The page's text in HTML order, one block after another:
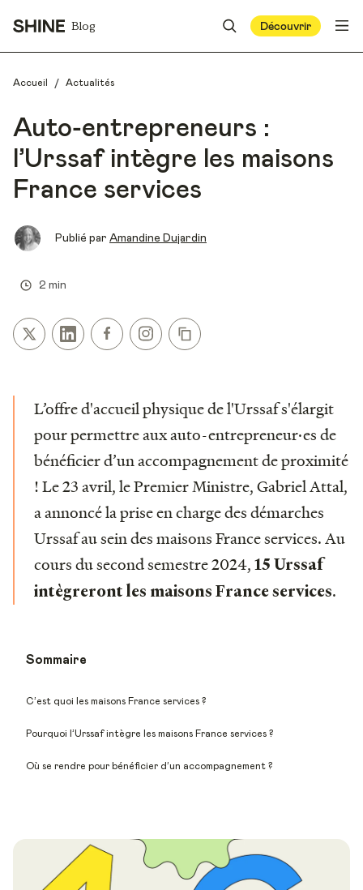
Blog Découvrir
Accueil / Actualités
Auto-entrepreneurs :
l’Urssaf intègre les maisons
France services
Publié par Amandine Dujardin
2 min
L’offre d'accueil physique de l'Urssaf s'élargit
pour permettre aux auto-entrepreneur·es de
bénéficier d’un accompagnement de proximité
! Le 23 avril, le Premier Ministre, Gabriel Attal,
a annoncé la prise en charge des démarches
Urssaf au sein des maisons France services. Au
cours du second semestre 2024, 15 Urssaf
intègreront les maisons France services.
Sommaire
C’est quoi les maisons France services ?
Pourquoi l’Urssaf intègre les maisons France services ?
Où se rendre pour bénéficier d’un accompagnement ?